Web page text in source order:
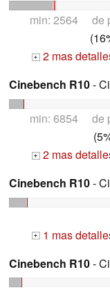
min: 2564 de
+ 2 mas
Cinebench R10-
min: 6854 de
+ 2 mas
Cinebench R10-
+ 1 mas
Cinebench R10-